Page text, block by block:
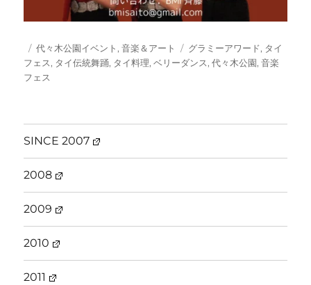
投
稿
日:
カ
テ
ゴ
代々木公園イベント,音楽＆アート
タ
グ
グラミーアワード, タイ
フェス, タイ伝統舞踊, タイ料理,ベリーダンス,代々木公園,音楽
フェス
SINCE 2007
2008
2009
2010
2011